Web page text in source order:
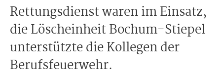
Rettungsdienst waren im Einsatz,
die Löscheinheit Bochum-Stiepel
unterstützte die Kollegen der
Berufsfeuerwehr.